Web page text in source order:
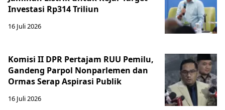
Investasi Rp314 Triliun
16 Juli 2026
Komisi II DPR Pertajam RUU Pemilu,
Gandeng Parpol Nonparlemen dan
Ormas Serap Aspirasi Publik
16 Juli 2026